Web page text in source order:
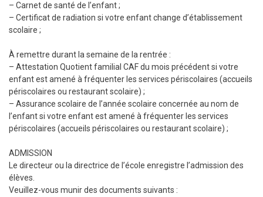
– Carnet de santé de l’enfant ;
– Certificat de radiation si votre enfant change d’établissement
scolaire ;
À remettre durant la semaine de la rentrée :
– Attestation Quotient familial CAF du mois précédent si votre
enfant est amené à fréquenter les services périscolaires (accueils
périscolaires ou restaurant scolaire) ;
– Assurance scolaire de l’année scolaire concernée au nom de
l’enfant si votre enfant est amené à fréquenter les services
périscolaires (accueils périscolaires ou restaurant scolaire) ;
ADMISSION
Le directeur ou la directrice de l’école enregistre l’admission des
élèves.
Veuillez-vous munir des documents suivants :